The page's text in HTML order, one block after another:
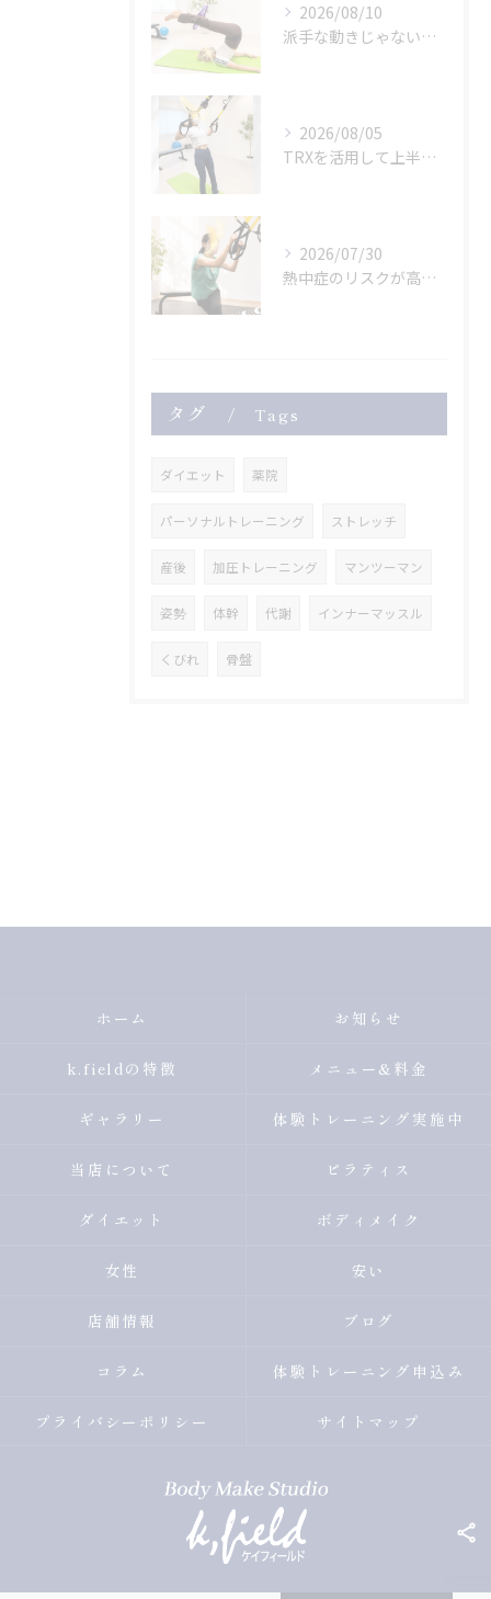
2026/08/10
派手な動きじゃないのに
2026/08/05
TRXを活用して上半身のトレーニング
2026/07/30
熱中症のリスクが高まっている危険な暑さ。
タグ Tags
ダイエット 薬院
パーソナルトレーニング ストレッチ
産後 加圧トレーニング マンツーマン
姿勢 体幹 代謝 インナーマッスル
くびれ 骨盤
ホーム お知らせ
k.fieldの特徴 メニュー&料金
ギャラリー 体験トレーニング実施中
当店について ピラティス
ダイエット ボディメイク
女性 安い
店舗情報 ブログ
コラム 体験トレーニング申込み
プライバシーポリシー サイトマップ